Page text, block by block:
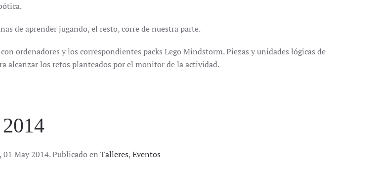
de aprender jugando, el resto, corre de nuestra parte.
ordenadores y los correspondientes packs Lego Mindstorm. Piezas y unidades lógicas de
alcanzar los retos planteados por el monitor de la actividad.
01 May 2014. Publicado en Talleres,Eventos